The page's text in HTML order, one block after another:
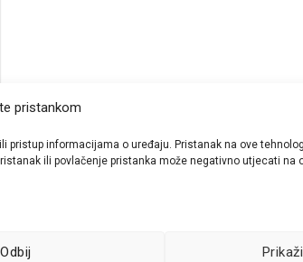
pristankom
informacijama o uređaju. Pristanak na ove
ili povlačenje pristanka može negativno utjecati na
Odbij
i priznatih
vozila.